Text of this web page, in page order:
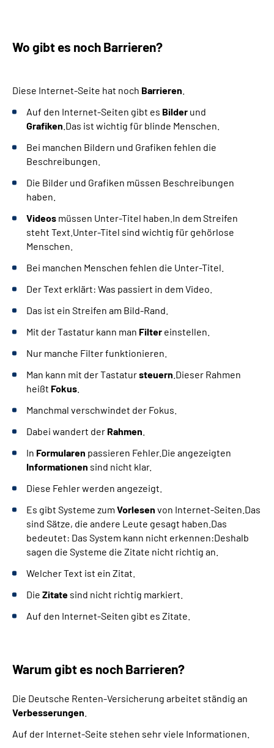
Wo gibt es noch Barrieren?
Diese Internet-Seite hat noch Barrieren
Auf den Internet-Seiten gibt es Bilder und
Grafiken .Das ist wichtig für blinde Menschen.
Bei manchen Bildern und Grafiken fehlen die
Beschreibungen.
Die Bilder und Grafiken müssen Beschreibungen
haben.
Videos müssen Unter-Titel haben.In dem Streifen
steht Text.Unter-Titel sind wichtig für gehörlose
Menschen.
Bei manchen Menschen fehlen die Unter-Titel.
Der Text erklärt: Was passiert in dem Video.
Das ist ein Streifen am Bild-Rand.
Mit der Tastatur kann man Filter einstellen.
Nur manche Filter funktionieren.
Man kann mit der Tastatursteuern .Dieser Rahmen
heißt Fokus
Manchmal verschwindet der Fokus.
Dabei wandert der Rahmen
In Formularen passieren Fehler.Die angezeigten
Informationen sind nicht klar.
Diese Fehler werden angezeigt.
Es gibt Systeme zum Vorlesen von Internet-Seiten.Das
sind Sätze, die andere Leute gesagt haben.Das
bedeutet: Das System kann nicht erkennen:Deshalb
sagen die Systeme die Zitate nicht richtig an.
Welcher Text ist ein Zitat.
Die Zitate sind nicht richtig markiert.
Auf den Internet-Seiten gibt es Zitate.
Warum gibt es noch Barrieren?
Die Deutsche Renten-Versicherung arbeitet ständig an
Verbesserungen
Auf der Internet-Seite stehen sehr viele Informationen.